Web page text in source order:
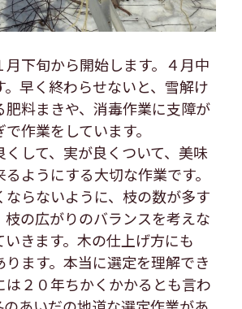
下旬から開始します。４月中
。早く終わらせないと、雪解け
肥料まきや、消毒作業に支障が
作業をしています。
して、実が良くついて、美味
ようにする大切な作業です。
ならないように、枝の数が多す
枝の広がりのバランスを考えな
きます。木の仕上げ方にも
ます。本当に選定を理解でき
は２０年ちかくかかるとも言わ